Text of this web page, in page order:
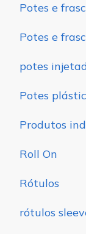
Potes e
Potes e
potes
Potes
Produtos
Roll On
Rótulos
rótulos